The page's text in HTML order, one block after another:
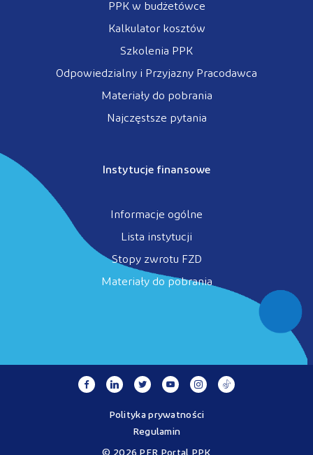
PPK w budżetówce
Kalkulator kosztów
Szkolenia PPK
Odpowiedzialny i Przyjazny Pracodawca
Materiały do pobrania
Najczęstsze pytania
Instytucje finansowe
Informacje ogólne
Lista instytucji
Stopy zwrotu FZD
Materiały do pobrania
Polityka prywatności
Regulamin